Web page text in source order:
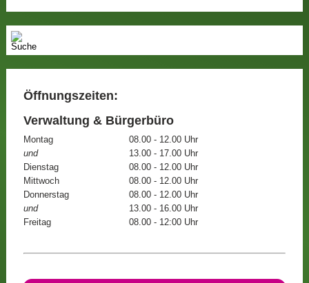
Öffnungszeiten:
Verwaltung & Bürgerbüro
Montag
08.00 - 12.00 Uhr
und
13.00 - 17.00 Uhr
Dienstag
08.00 - 12.00 Uhr
Mittwoch
08.00 - 12.00 Uhr
Donnerstag
08.00 - 12.00 Uhr
und
13.00 - 16.00 Uhr
Freitag
08.00 - 12:00 Uhr